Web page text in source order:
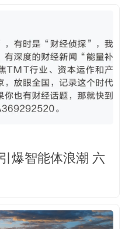
爆智能体浪潮 六